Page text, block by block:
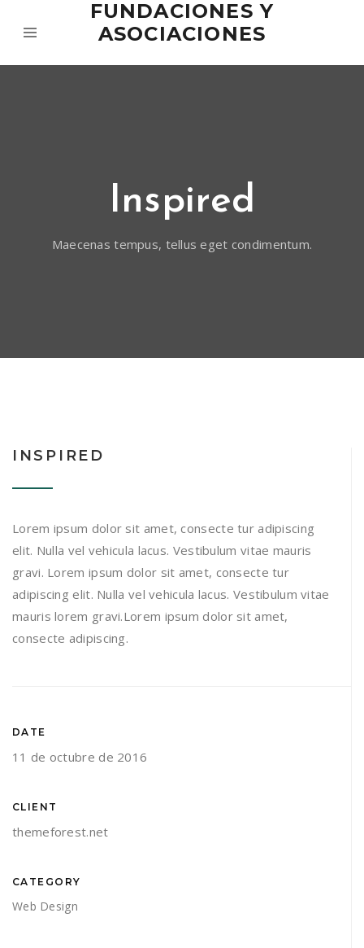
FUNDACIONES Y
ASOCIACIONES
Inspired
Maecenas tempus, tellus eget condimentum.
INSPIRED
Lorem ipsum dolor sit amet, consecte tur adipiscing
elit. Nulla vel vehicula lacus. Vestibulum vitae mauris
gravi. Lorem ipsum dolor sit amet, consecte tur
adipiscing elit. Nulla vel vehicula lacus. Vestibulum vitae
mauris lorem gravi.Lorem ipsum dolor sit amet,
consecte adipiscing.
DATE
11 de octubre de 2016
CLIENT
themeforest.net
CATEGORY
Web Design